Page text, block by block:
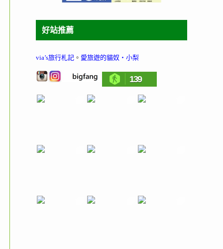
好站推薦
via’s旅行札記 。 愛旅遊的貓奴‧小梨
139